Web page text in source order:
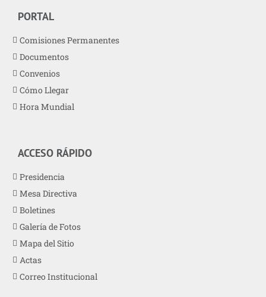
PORTAL
Comisiones Permanentes
Documentos
Convenios
Cómo Llegar
Hora Mundial
ACCESO RÁPIDO
Presidencia
Mesa Directiva
Boletines
Galería de Fotos
Mapa del Sitio
Actas
Correo Institucional